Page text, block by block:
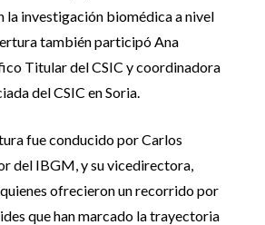
la investigación biomédica a nivel
también participó Ana
Titular del CSIC y coordinadora
del CSIC en Soria.
fue conducido por Carlos
del IBGM, y su vicedirectora,
ofrecieron un recorrido por
que han marcado la trayectoria